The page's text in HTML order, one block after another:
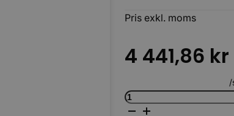
Kapslingen är
Pris exkl. moms
4 441,86 kr
/
Tank-
Check